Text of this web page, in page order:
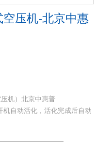
压机-北京中惠
机）北京中惠普
自动活化，活化完成后自动